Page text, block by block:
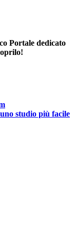
Portale dedicato
studio più facile